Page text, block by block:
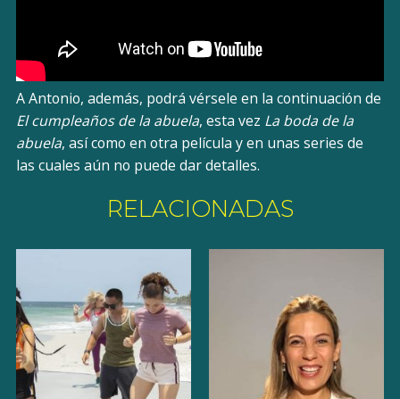
A Antonio, además, podrá vérsele en la continuación de
El cumpleaños de la abuela, esta vez La boda de la
abuela, así como en otra película y en unas series de
las cuales aún no puede dar detalles.
RELACIONADAS